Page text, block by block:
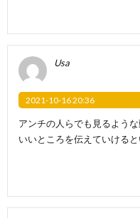
Usa
2021-10-16 20:36
アンチの人らでも見るよう
いいところを伝えていけると